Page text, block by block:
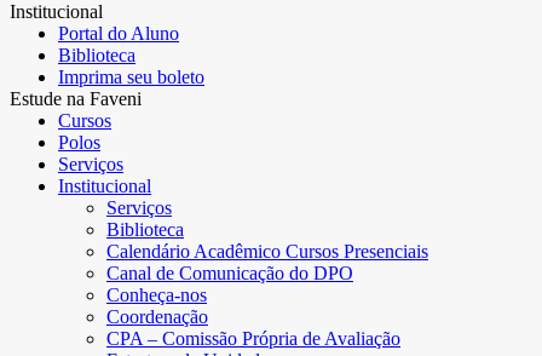
Institucional
Portal do Aluno
Biblioteca
Imprima seu boleto
Estude na Faveni
Cursos
Polos
Serviços
Institucional
Serviços
Biblioteca
Calendário Acadêmico Cursos Presenciais
Canal de Comunicação do DPO
Conheça-nos
Coordenação
CPA – Comissão Própria de Avaliação